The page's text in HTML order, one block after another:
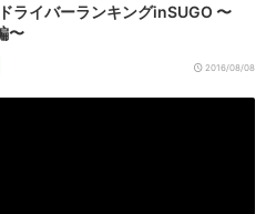
ライバーランキングinSUGO 〜
〜
2016/08/08